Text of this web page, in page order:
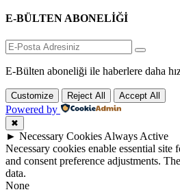
E-BÜLTEN ABONELİĞİ
E-Bülten aboneliği ile haberlere daha
Customize Reject All Accept All
Powered by
✖
► Necessary Cookies Always Active
Necessary cookies enable essential site
and consent preference adjustments.
data.
None